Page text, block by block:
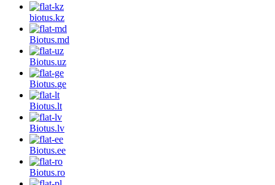
biotus.kz
Biotus.md
Biotus.uz
Biotus.ge
Biotus.lt
Biotus.lv
Biotus.ee
Biotus.ro